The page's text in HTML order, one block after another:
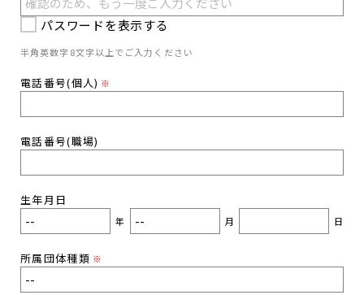
パスワードを表示する
半角英数字8文字以上でご入力ください
電話番号(個人) ※
電話番号(職場)
生年月日
年 月 日
所属団体種類 ※